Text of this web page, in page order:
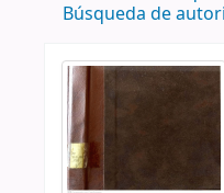
Búsqueda de